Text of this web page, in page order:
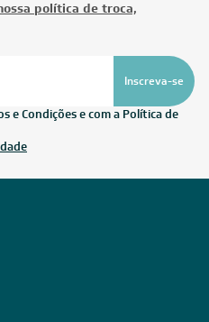
política de troca,
Inscreva-se
e Condições e com a Política de